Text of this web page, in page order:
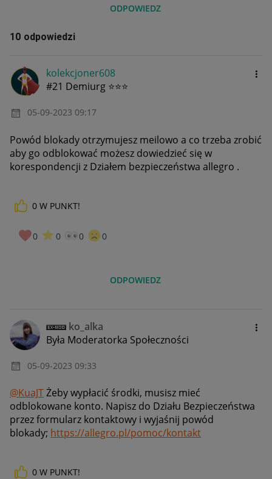
ODPOWIEDZ
10 odpowiedzi
kolekcjoner608
#21 Demiurg ⭐⭐⭐
‎05-09-2023 09:17
Powód blokady otrzymujesz meilowo a co trzeba zrobić
aby go odblokować możesz dowiedzieć się w
korespondencji z Działem bezpieczeństwa allegro .
0 W PUNKT!
0 0 0 0
ODPOWIEDZ
ko_alka
Była Moderatorka Społeczności
‎05-09-2023 09:33
@KuaJTŻeby wypłacić środki, musisz mieć
odblokowane konto. Napisz do Działu Bezpieczeństwa
przez formularz kontaktowy i wyjaśnij powód
blokady; https://allegro.pl/pomoc/kontakt
0 W PUNKT!